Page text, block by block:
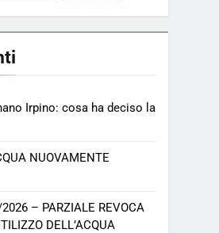
Irpino: cosa ha deciso la
NUOVAMENTE
– PARZIALE REVOCA
DELL’ACQUA